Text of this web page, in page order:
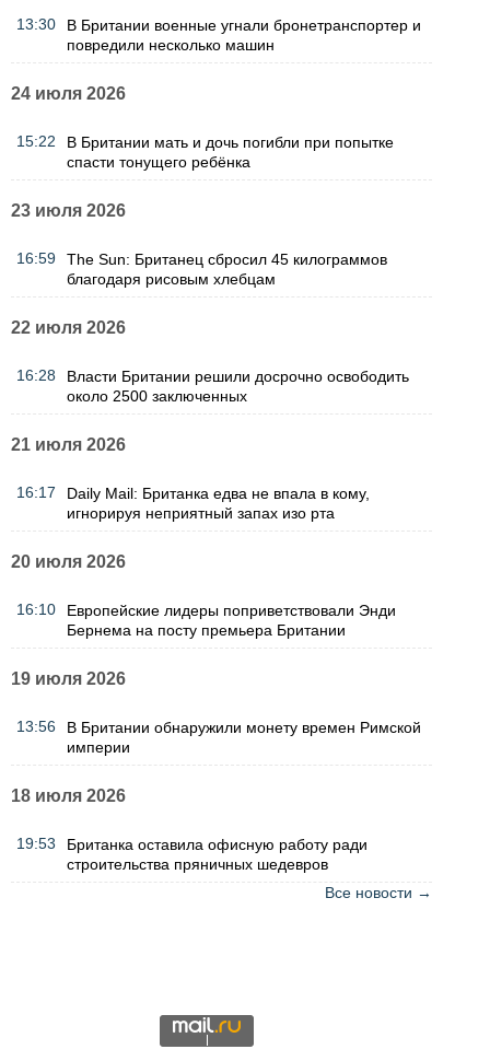
13:30
В Британии военные угнали бронетранспортер и
повредили несколько машин
24 июля 2026
15:22
В Британии мать и дочь погибли при попытке
спасти тонущего ребёнка
23 июля 2026
16:59
The Sun: Британец сбросил 45 килограммов
благодаря рисовым хлебцам
22 июля 2026
16:28
Власти Британии решили досрочно освободить
около 2500 заключенных
21 июля 2026
16:17
Daily Mail: Британка едва не впала в кому,
игнорируя неприятный запах изо рта
20 июля 2026
16:10
Европейские лидеры поприветствовали Энди
Бернема на посту премьера Британии
19 июля 2026
13:56
В Британии обнаружили монету времен Римской
империи
18 июля 2026
19:53
Британка оставила офисную работу ради
строительства пряничных шедевров
Все новости →